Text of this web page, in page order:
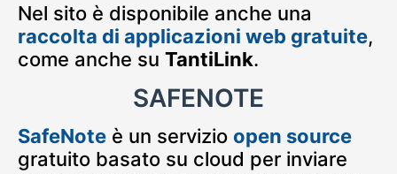
Nel sito è disponibile anche una
raccolta di applicazioni web gratuite,
come anche su TantiLink.
SAFENOTE
SafeNote è un servizio open source
gratuito basato su cloud per inviare